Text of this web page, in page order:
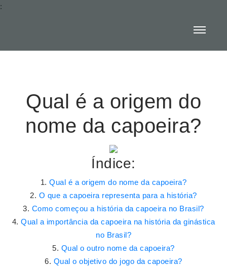
:
Qual é a origem do
nome da capoeira?
Índice:
Qual é a origem do nome da capoeira?
O que a capoeira representa para a história?
Como começou a história da capoeira no Brasil?
Qual a importância da capoeira na história da ginástica
no Brasil?
Qual o outro nome da capoeira?
Qual o objetivo do jogo da capoeira?